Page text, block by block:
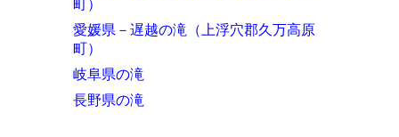
町）
愛媛県－遅越の滝（上浮穴郡久万高原
町）
岐阜県の滝
長野県の滝